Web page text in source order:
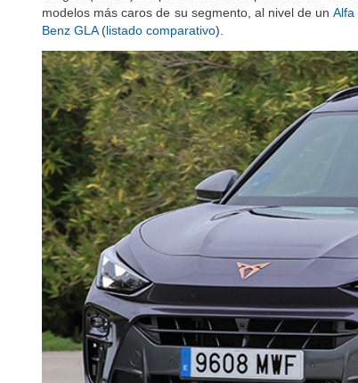
integral (4Drive). El precio de venta parte de40 100
modelos más caros de su segmento, al nivel de un